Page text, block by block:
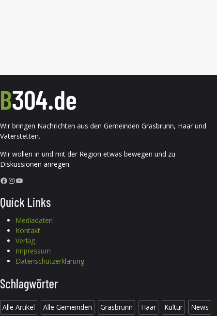
Wir bringen Nachrichten aus den Gemeinden Grasbrunn, Haar und
Vaterstetten.
Wir wollen in und mit der Region etwas bewegen und zu
Diskussionen anregen.
Facebook InstagramYouTube
Quick Links
Mediadaten
Kontakt
Verlag
Impressum
Datenschutzerklärung
Schlagwörter
Alle Artikel Alle Gemeinden Grasbrunn Haar Kultur News